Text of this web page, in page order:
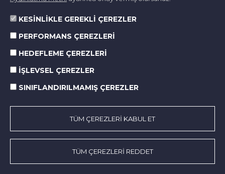
değerlendirmek gerekiyor.
13 ARALIK, 2025
Esiad Yuvarlak Masa
KESİNLİKLE GEREKLİ ÇEREZLER
PERFORMANS ÇEREZLERİ
HEDEFLEME ÇEREZLERİ
İŞLEVSEL ÇEREZLER
SINIFLANDIRILMAMIŞ ÇEREZLER
TÜM ÇEREZLERİ KABUL ET
TÜM ÇEREZLERİ REDDET